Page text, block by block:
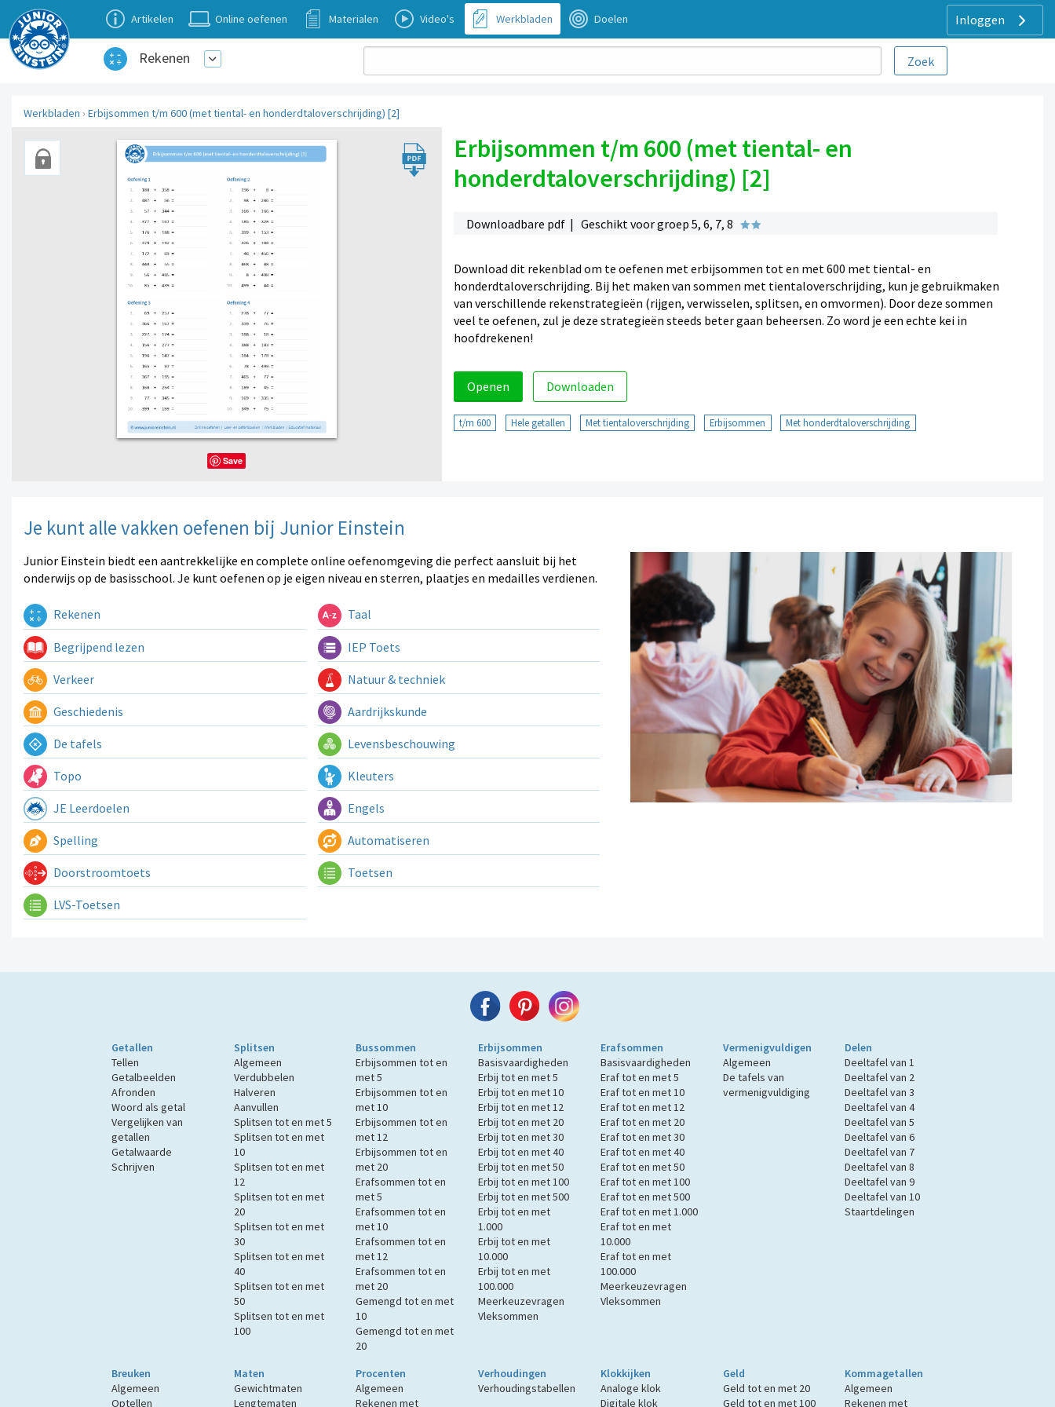
Inloggen
Artikelen Online oefenen Materialen Video's Werkbladen Doelen
Rekenen
Werkbladen › Erbijsommen t/m 600 (met tiental- en honderdtaloverschrijding) [2]
Erbijsommen t/m 600 (met tiental- en
honderdtaloverschrijding) [2]
Downloadbare pdf | Geschikt voor groep 5, 6, 7, 8
Download dit rekenblad om te oefenen met erbijsommen tot en met 600 met tiental- en
honderdtaloverschrijding. Bij het maken van sommen met tientaloverschrijding, kun je gebruikmaken
van verschillende rekenstrategieën (rijgen, verwisselen, splitsen, en omvormen). Door deze sommen
veel te oefenen, zul je deze strategieën steeds beter gaan beheersen. Zo word je een echte kei in
hoofdrekenen!
Openen Downloaden
t/m 600 Hele getallen Met tientaloverschrijding Erbijsommen Met honderdtaloverschrijding
Save
Je kunt alle vakken oefenen bij Junior Einstein
Junior Einstein biedt een aantrekkelijke en complete online oefenomgeving die perfect aansluit bij het
onderwijs op de basisschool. Je kunt oefenen op je eigen niveau en sterren, plaatjes en medailles verdienen.
Rekenen Taal
Begrijpend lezen IEP Toets
Verkeer Natuur & techniek
Geschiedenis Aardrijkskunde
De tafels Levensbeschouwing
Topo Kleuters
JE Leerdoelen Engels
Spelling Automatiseren
Doorstroomtoets Toetsen
LVS-Toetsen
Getallen
Tellen
Getalbeelden
Afronden
Woord als getal
Vergelijken van
getallen
Getalwaarde
Schrijven
Splitsen
Algemeen
Verdubbelen
Halveren
Aanvullen
Splitsen tot en met 5
Splitsen tot en met
10
Splitsen tot en met
12
Splitsen tot en met
20
Splitsen tot en met
30
Splitsen tot en met
40
Splitsen tot en met
50
Splitsen tot en met
100
Bussommen
Erbijsommen tot en
met 5
Erbijsommen tot en
met 10
Erbijsommen tot en
met 12
Erbijsommen tot en
met 20
Erafsommen tot en
met 5
Erafsommen tot en
met 10
Erafsommen tot en
met 12
Erafsommen tot en
met 20
Gemengd tot en met
10
Gemengd tot en met
20
Erbijsommen
Basisvaardigheden
Erbij tot en met 5
Erbij tot en met 10
Erbij tot en met 12
Erbij tot en met 20
Erbij tot en met 30
Erbij tot en met 40
Erbij tot en met 50
Erbij tot en met 100
Erbij tot en met 500
Erbij tot en met
1.000
Erbij tot en met
10.000
Erbij tot en met
100.000
Meerkeuzevragen
Vleksommen
Erafsommen
Basisvaardigheden
Eraf tot en met 5
Eraf tot en met 10
Eraf tot en met 12
Eraf tot en met 20
Eraf tot en met 30
Eraf tot en met 40
Eraf tot en met 50
Eraf tot en met 100
Eraf tot en met 500
Eraf tot en met 1.000
Eraf tot en met
10.000
Eraf tot en met
100.000
Meerkeuzevragen
Vleksommen
Vermenigvuldigen
Algemeen
De tafels van
vermenigvuldiging
Delen
Deeltafel van 1
Deeltafel van 2
Deeltafel van 3
Deeltafel van 4
Deeltafel van 5
Deeltafel van 6
Deeltafel van 7
Deeltafel van 8
Deeltafel van 9
Deeltafel van 10
Staartdelingen
Breuken
Algemeen
Optellen
Maten
Gewichtmaten
Lengtematen
Procenten
Algemeen
Rekenen met
Verhoudingen
Verhoudingstabellen
Klokkijken
Analoge klok
Digitale klok
Geld
Geld tot en met 20
Geld tot en met 100
Kommagetallen
Algemeen
Rekenen met